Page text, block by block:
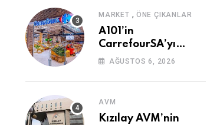
MARKET , ÖNE ÇIKANLAR
A101’in
CarrefourSA’yı
Devralmasına Şartlı
AĞUSTOS 6, 2026
AVM
Kızılay AVM’nin